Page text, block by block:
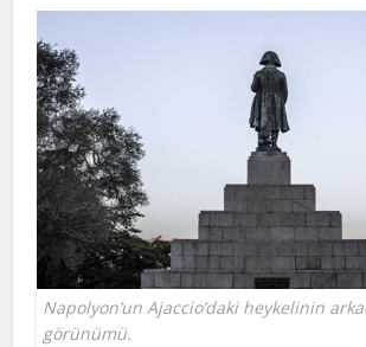
Napolyon’un Ajaccio’daki heykelinin
görünümü.